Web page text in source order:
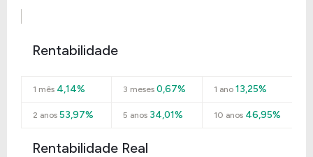
Rentabilidade
1 mês 4,14% 3 meses 0,67% 1 ano13,25%
2 anos 53,97% 5 anos 34,01% 10 anos46,95%
Rentabilidade Real